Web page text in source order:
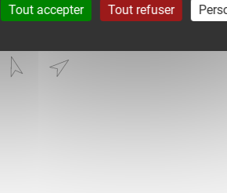
1016.0 1016.0
Tout accepter Tout refuser